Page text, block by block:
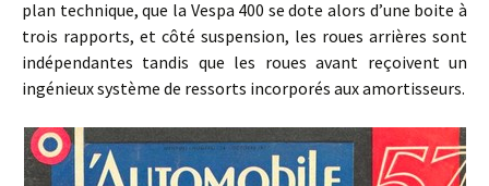
plan technique, que la Vespa 400 se dote alors d’une boite à
trois rapports, et côté suspension, les roues arrières sont
indépendantes tandis que les roues avant reçoivent un
ingénieux système de ressorts incorporés aux amortisseurs.